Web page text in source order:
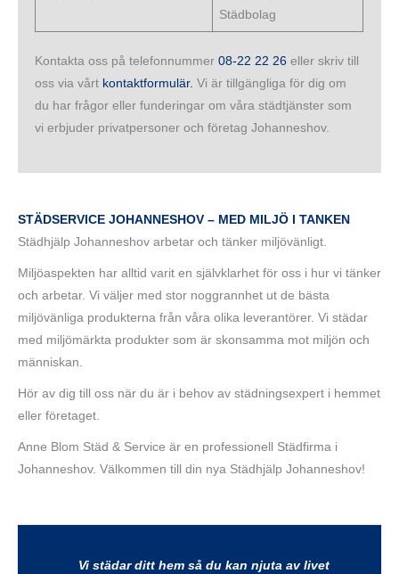
Städbolag
Kontakta oss på telefonnummer08-22 22 26 eller skriv till
oss via vårt kontaktformulär. Vi är tillgängliga för dig om
du har frågor eller funderingar om våra städtjänster som
vi erbjuder privatpersoner och företag Johanneshov.
STÄDSERVICE JOHANNESHOV – MED MILJÖ I TANKEN
Städhjälp Johanneshov arbetar och tänker miljövänligt.
Miljöaspekten har alltid varit en självklarhet för oss i hur vi tänker
och arbetar. Vi väljer med stor noggrannhet ut de bästa
miljövänliga produkterna från våra olika leverantörer. Vi städar
med miljömärkta produkter som är skonsamma mot miljön och
människan.
Hör av dig till oss när du är i behov av städningsexpert i hemmet
eller företaget.
Anne Blom Städ & Service är en professionell Städfirma i
Johanneshov. Välkommen till din nya Städhjälp Johanneshov!
Vi städar ditt hem så du kan njuta av livet